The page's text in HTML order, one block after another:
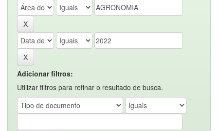
Adicionar filtros:
Utilizar filtros para refinar o resultado de busca.